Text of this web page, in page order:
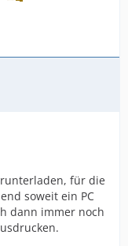
für die
soweit ein PC
dann immer noch